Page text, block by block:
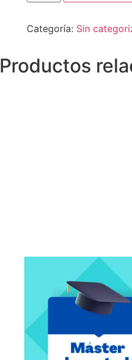
Categoría: Sin
Productos